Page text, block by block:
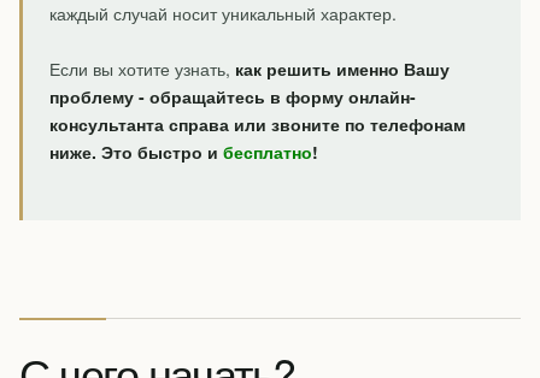
каждый случай носит уникальный характер.
Если вы хотите узнать, как решить именно Вашу
проблему - обращайтесь в форму онлайн-
консультанта справа или звоните по телефонам
ниже. Это быстро и бесплатно!